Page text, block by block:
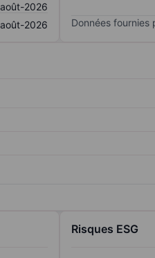
2026
2026 Données fournies
Risques ESG